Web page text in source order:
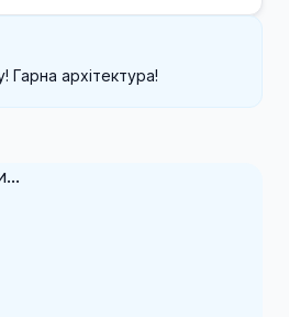
Гарна архітектура!